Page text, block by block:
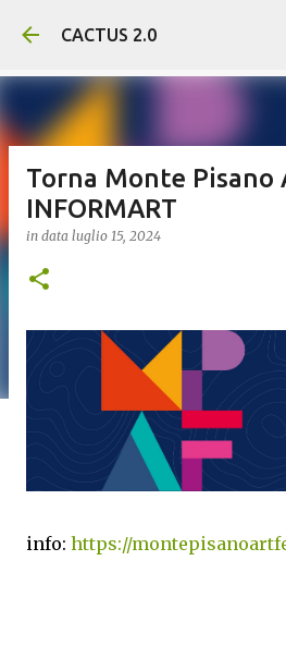
Passa ai contenuti
CACTUS 2.0
Torna Monte Pisano
INFORMART
in data luglio 15, 2024
info: https://